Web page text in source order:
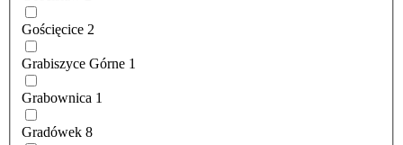
Gościęcice 2
Grabiszyce Górne 1
Grabownica 1
Gradówek 8